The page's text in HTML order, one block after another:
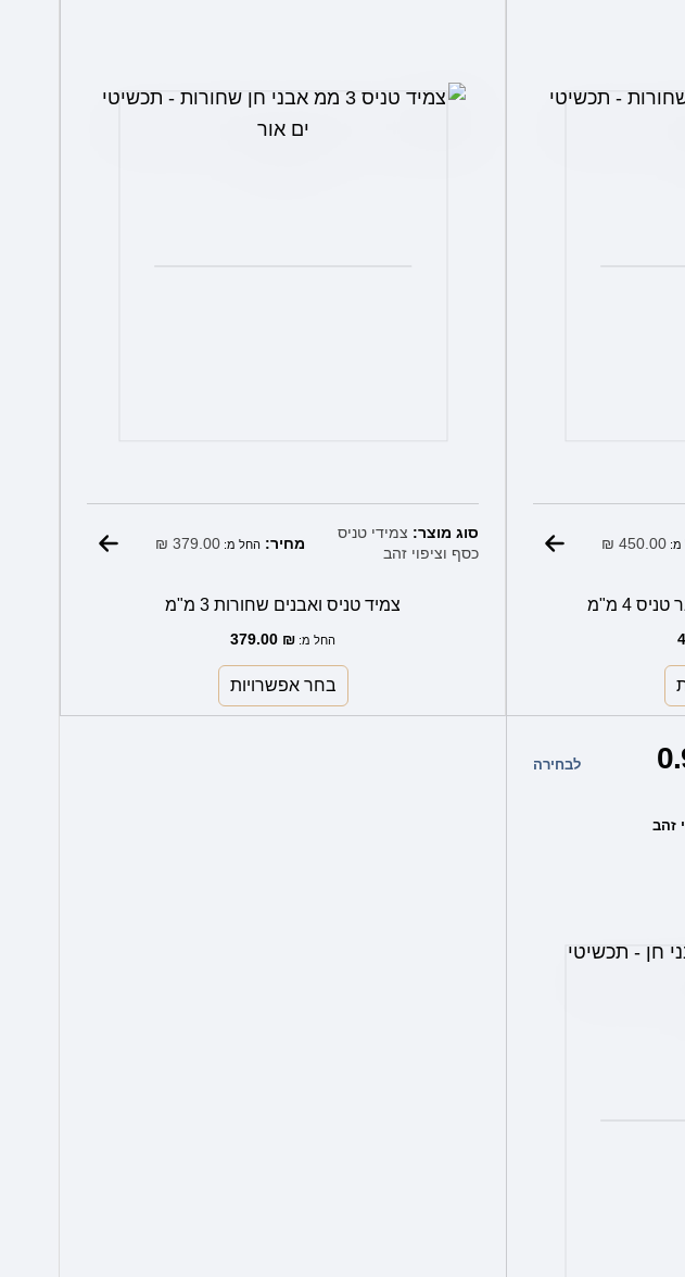
מ: 450.00
₪
4 מ"מ
את
סוג מוצר: צמידי טניס
כסף וציפוי זהב
מחיר:החל מ:379.00
₪
צמיד טניס ואבנים שחורות 3 מ"מ
החל מ: 379.00 ₪
בחר אפשרויות
את
0.925
זהב
לבחירה
זה
מספר
את